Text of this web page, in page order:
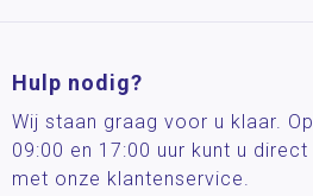
Hulp nodig?
Wij staan graag voor u klaar.
09:00 en 17:00 uur kunt u
met onze klantenservice.